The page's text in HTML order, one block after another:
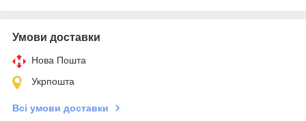
Умови доставки
Нова Пошта
Укрпошта
Всі умови доставки